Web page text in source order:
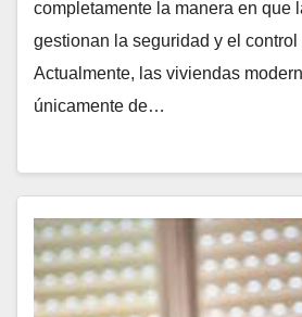
completamente la manera en que
gestionan la seguridad y el control
Actualmente, las viviendas
únicamente de…